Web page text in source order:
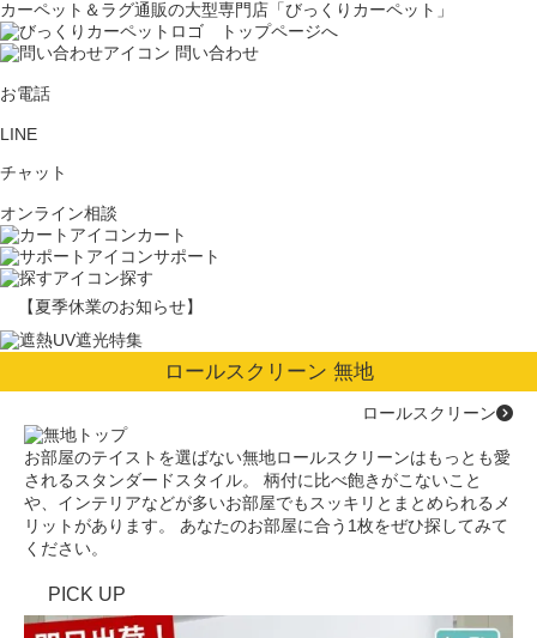
カーペット＆ラグ通販の大型専門店「びっくりカーペット」
問い合わせ
お電話
LINE
チャット
オンライン相談
カート
サポート
探す
【夏季休業のお知らせ】
ロールスクリーン 無地
ロールスクリーン
お部屋のテイストを選ばない無地ロールスクリーンはもっとも愛
されるスタンダードスタイル。 柄付に比べ飽きがこないこと
や、インテリアなどが多いお部屋でもスッキリとまとめられるメ
リットがあります。 あなたのお部屋に合う1枚をぜひ探してみて
ください。
PICK UP